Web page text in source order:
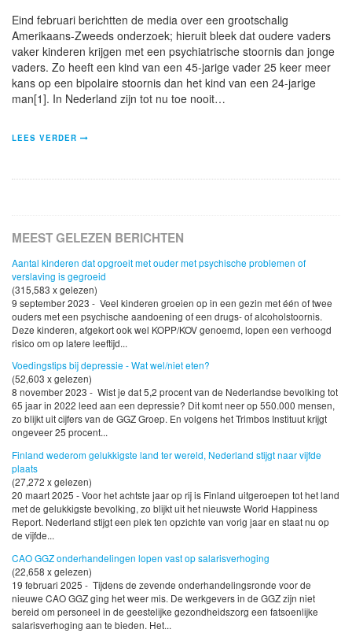
Eind februari berichtten de media over een grootschalig
Amerikaans-Zweeds onderzoek; hieruit bleek dat oudere vaders
vaker kinderen krijgen met een psychiatrische stoornis dan jonge
vaders. Zo heeft een kind van een 45-jarige vader 25 keer meer
kans op een bipolaire stoornis dan het kind van een 24-jarige
man[1]. In Nederland zijn tot nu toe nooit…
LEES VERDER
MEEST GELEZEN BERICHTEN
Aantal kinderen dat opgroeit met ouder met psychische problemen of
verslaving is gegroeid
(315,583 x gelezen)
9 september 2023 - Veel kinderen groeien op in een gezin met één of twee
ouders met een psychische aandoening of een drugs- of alcoholstoornis.
Deze kinderen, afgekort ook wel KOPP/KOV genoemd, lopen een verhoogd
risico om op latere leeftijd...
Voedingstips bij depressie - Wat wel/niet eten?
(52,603 x gelezen)
8 november 2023 - Wist je dat 5,2 procent van de Nederlandse bevolking tot
65 jaar in 2022 leed aan een depressie? Dit komt neer op 550.000 mensen,
zo blijkt uit cijfers van de GGZ Groep. En volgens het Trimbos Instituut krijgt
ongeveer 25 procent...
Finland wederom gelukkigste land ter wereld, Nederland stijgt naar vijfde
plaats
(27,272 x gelezen)
20 maart 2025 - Voor het achtste jaar op rij is Finland uitgeroepen tot het land
met de gelukkigste bevolking, zo blijkt uit het nieuwste World Happiness
Report. Nederland stijgt een plek ten opzichte van vorig jaar en staat nu op
de vijfde...
CAO GGZ onderhandelingen lopen vast op salarisverhoging
(22,658 x gelezen)
19 februari 2025 - Tijdens de zevende onderhandelingsronde voor de
nieuwe CAO GGZ ging het weer mis. De werkgevers in de GGZ zijn niet
bereid om personeel in de geestelijke gezondheidszorg een fatsoenlijke
salarisverhoging aan te bieden. Het...